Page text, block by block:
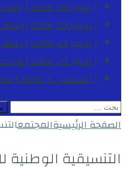
[ يوليو 29, 2026 ]
[ يوليو 29, 2026 ]
جلالة
[ يوليو 29, 2026 ]
[ يوليو 29, 2026 ]
[ أغسطس 1, 2026 ]
الدكتور
البحث
عن:
الصفحة الرئيسيةالمجتمع
التنسيقية الوطنية